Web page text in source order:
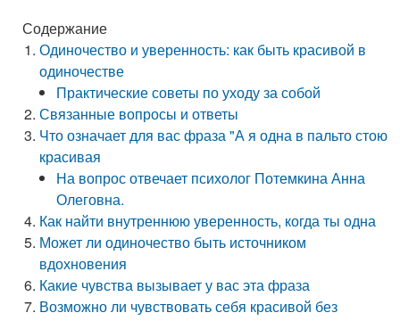
Содержание
Одиночество и уверенность: как быть красивой в
одиночестве
Практические советы по уходу за собой
Связанные вопросы и ответы
Что означает для вас фраза "А я одна в пальто стою
красивая
На вопрос отвечает психолог Потемкина Анна
Олеговна.
Как найти внутреннюю уверенность, когда ты одна
Может ли одиночество быть источником
вдохновения
Какие чувства вызывает у вас эта фраза
Возможно ли чувствовать себя красивой без